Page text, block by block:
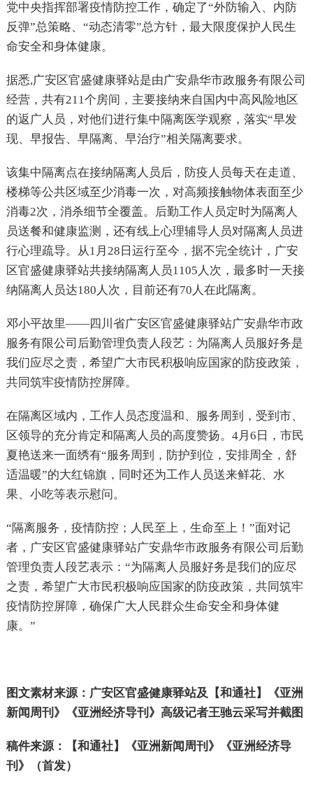
党中央指挥部署疫情防控工作，确定了“外防输入、内防
反弹”总策略、“动态清零”总方针，最大限度保护人民生
命安全和身体健康。
据悉,广安区官盛健康驿站是由广安鼎华市政服务有限公司
经营，共有211个房间，主要接纳来自国内中高风险地区
的返广人员，对他们进行集中隔离医学观察，落实“早发
现、早报告、早隔离、早治疗”相关隔离要求。
该集中隔离点在接纳隔离人员后，防疫人员每天在走道、
楼梯等公共区域至少消毒一次，对高频接触物体表面至少
消毒2次，消杀细节全覆盖。后勤工作人员定时为隔离人
员送餐和健康监测，还有线上心理辅导人员对隔离人员进
行心理疏导。从1 月 28 日运行至今，据不完全统计，广安
区官盛健康驿站共接纳隔离人员1105 人次，最多时一天接
纳隔离人员达180 人次，目前还有70 人在此隔离。
邓小平故里——四川省广安区官盛健康驿站广安鼎华市政
服务有限公司后勤管理负责人段艺：为隔离人员服好务是
我们应尽之责，希望广大市民积极响应国家的防疫政策，
共同筑牢疫情防控屏障。
在隔离区域内，工作人员态度温和、服务周到，受到市、
区领导的充分肯定和隔离人员的高度赞扬。 4月 6 日，市民
夏艳送来一面绣有“服务周到，防护到位，安排周全，舒
适温暖”的大红锦旗，同时还为工作人员送来鲜花、水
果、小吃等表示慰问。
“隔离服务，疫情防控；人民至上，生命至上！”面对记
者，广安区官盛健康驿站广安鼎华市政服务有限公司后勤
管理负责人段艺表示：“为隔离人员服好务是我们的应尽
之责，希望广大市民积极响应国家的防疫政策，共同筑牢
疫情防控屏障，确保广大人民群众生命安全和身体健
康。”
图文素材来源：广安区官盛健康驿站及【和通社】《亚洲
新闻周刊》《亚洲经济导刊》高级记者王驰云采写并截图
稿件来源：【和通社】《亚洲新闻周刊》《亚洲经济导
刊》（首发）